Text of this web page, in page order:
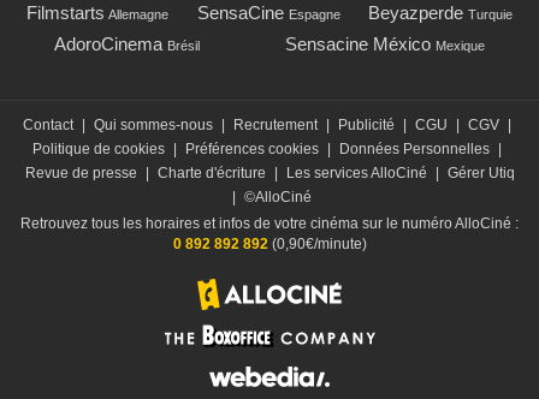
Filmstarts Allemagne SensaCine Espagne Beyazperde Turquie
AdoroCinema Brésil Sensacine México Mexique
Contact Qui sommes-nous Recrutement Publicité CGU CGV
Politique de cookies
Préférences cookies Données Personnelles
Revue de presse
Charte d'écriture Les services AlloCiné
Gérer Utiq
©AlloCiné
Retrouvez tous les horaires et infos de votre cinéma sur le numéro AlloCiné :
0 892 892 892(0,90€/minute)